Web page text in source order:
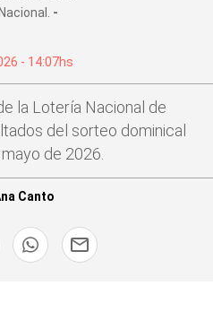
- 14:07hs
la Lotería Nacional de
del sorteo dominical
de 2026.
Canto